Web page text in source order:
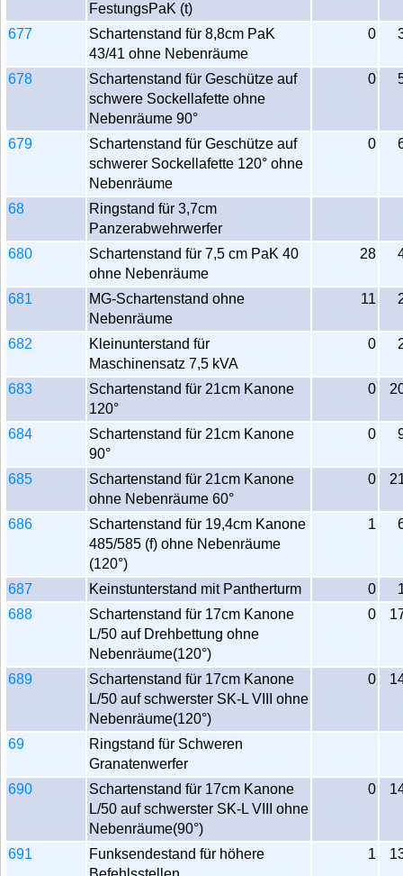
FestungsPaK (t)
677
Schartenstand für 8,8cm PaK
43/41 ohne Nebenräume
0
678
Schartenstand für Geschütze auf
schwere Sockellafette ohne
Nebenräume 90°
0
679
Schartenstand für Geschütze auf
schwerer Sockellafette 120° ohne
Nebenräume
0
68
Ringstand für 3,7cm
Panzerabwehrwerfer
680
Schartenstand für 7,5 cm PaK 40
ohne Nebenräume
28
681
MG-Schartenstand ohne
Nebenräume
11
682
Kleinunterstand für
Maschinensatz 7,5 kVA
0
683
Schartenstand für 21cm Kanone
120°
0
684
Schartenstand für 21cm Kanone
90°
0
685
Schartenstand für 21cm Kanone
ohne Nebenräume 60°
0
686
Schartenstand für 19,4cm Kanone
485/585 (f) ohne Nebenräume
(120°)
1
687 Keinstunterstand mit Pantherturm 0
688
Schartenstand für 17cm Kanone
L/50 auf Drehbettung ohne
Nebenräume(120°)
0
689
Schartenstand für 17cm Kanone
L/50 auf schwerster SK-L VIII ohne
Nebenräume(120°)
0
69
Ringstand für Schweren
Granatenwerfer
690
Schartenstand für 17cm Kanone
L/50 auf schwerster SK-L VIII ohne
Nebenräume(90°)
0
691
Funksendestand für höhere
1